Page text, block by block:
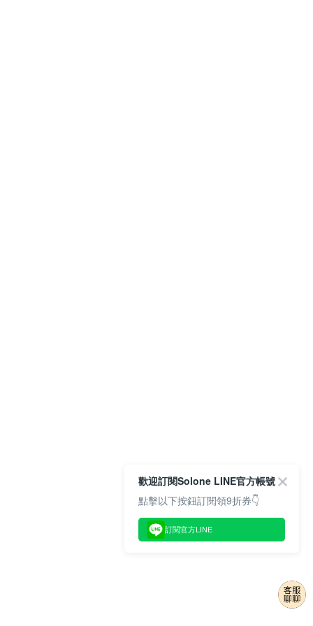
歡迎訂閱Solone LINE官方帳號
點擊以下按鈕訂閱領9折券👇
訂閱官方LINE